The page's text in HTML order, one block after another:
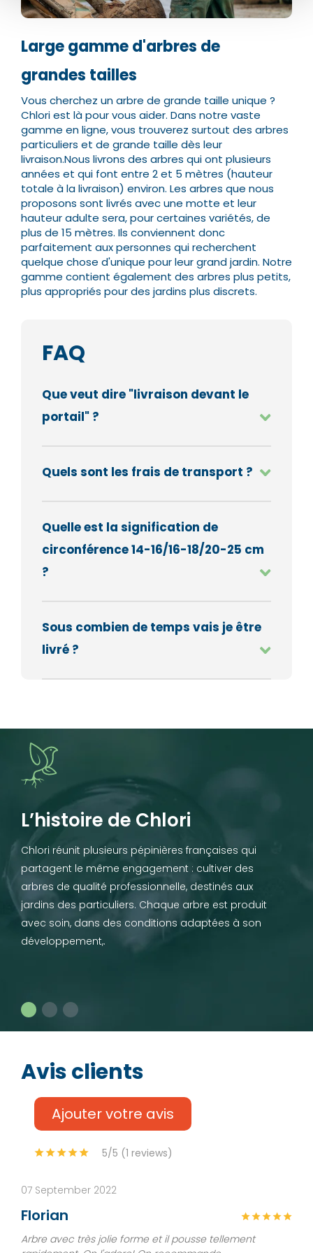
Large gamme d'arbres de
grandes tailles
Vous cherchez un arbre de grande taille unique ?
Chlori est là pour vous aider. Dans notre vaste
gamme en ligne, vous trouverez surtout des arbres
particuliers et de grande taille dès leur
livraison.Nous livrons des arbres qui ont plusieurs
années et qui font entre 2 et 5 mètres (hauteur
totale à la livraison) environ. Les arbres que nous
proposons sont livrés avec une motte et leur
hauteur adulte sera, pour certaines variétés, de
plus de 15 mètres. Ils conviennent donc
parfaitement aux personnes qui recherchent
quelque chose d'unique pour leur grand jardin. Notre
gamme contient également des arbres plus petits,
plus appropriés pour des jardins plus discrets.
FAQ
Que veut dire "livraison devant le
portail" ?
Quels sont les frais de transport ?
Quelle est la signification de
circonférence 14-16/16-18/20-25 cm
?
Sous combien de temps vais je être
livré ?
L’histoire de Chlori
Chlori réunit plusieurs pépinières françaises qui
partagent le même engagement : cultiver des
arbres de qualité professionnelle, destinés aux
jardins des particuliers. Chaque arbre est produit
avec soin, dans des conditions adaptées à son
développement,.
Avis clients
Ajouter votre avis
5/5 (1 reviews)
07 September 2022
Florian
Arbre avec très jolie forme et il pousse tellement
Nom*
Numéro de téléphone*
E-mail:*
Valider
Nom*
Numéro de téléphone*
E-mail:*
Valider